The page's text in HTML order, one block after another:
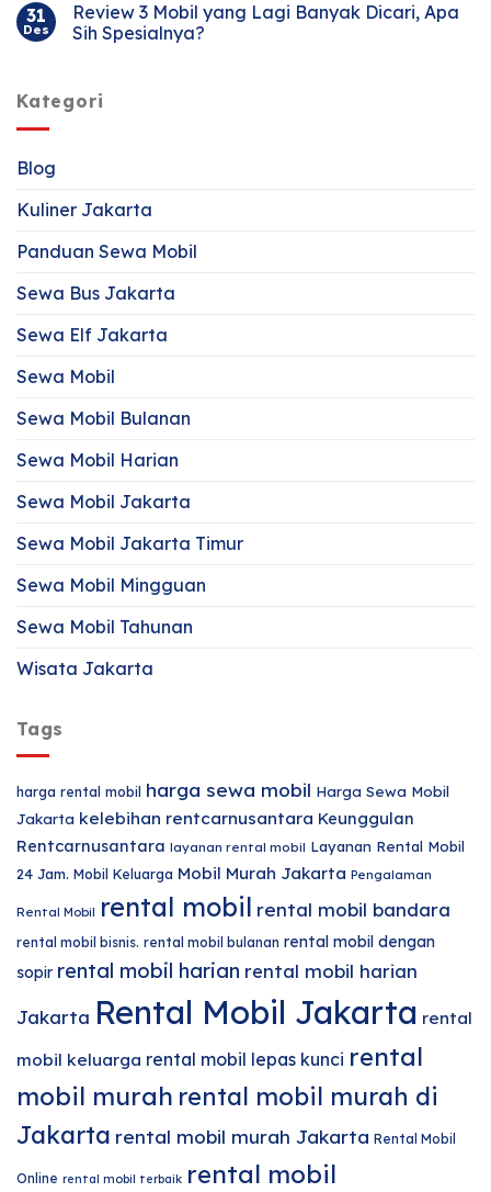
31
Des
Review 3 Mobil yang Lagi Banyak Dicari, Apa
Sih Spesialnya?
Kategori
Blog
Kuliner Jakarta
Panduan Sewa Mobil
Sewa Bus Jakarta
Sewa Elf Jakarta
Sewa Mobil
Sewa Mobil Bulanan
Sewa Mobil Harian
Sewa Mobil Jakarta
Sewa Mobil Jakarta Timur
Sewa Mobil Mingguan
Sewa Mobil Tahunan
Wisata Jakarta
Tags
harga rental mobil harga sewa mobil Harga Sewa Mobil
Jakarta kelebihan rentcarnusantara Keunggulan
Rentcarnusantara layanan rental mobil Layanan Rental Mobil
24 Jam. Mobil Keluarga Mobil Murah Jakarta Pengalaman
Rental Mobil rental mobil rental mobil bandara
rental mobil bisnis. rental mobil bulanan rental mobil dengan
sopir rental mobil harian rental mobil harian
Jakarta Rental Mobil Jakarta rental
mobil keluarga rental mobil lepas kunci rental
mobil murah rental mobil murah di
Jakarta rental mobil murah Jakarta Rental Mobil
Online rental mobil terbaik rental mobil